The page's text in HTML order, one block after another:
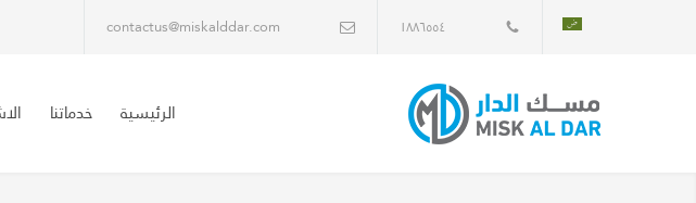
١٨٨٦٥٥٤ contactus@miskalddar.com
الرئيسية خدماتنا